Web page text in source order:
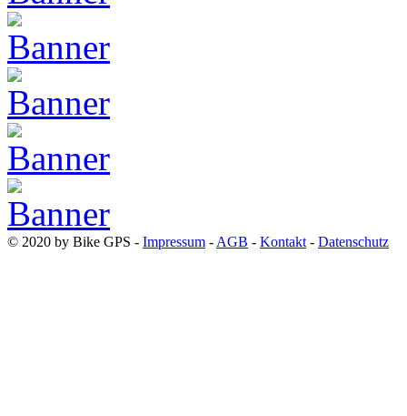
© 2020 by Bike GPS - Impressum - AGB - Kontakt - Datenschutz